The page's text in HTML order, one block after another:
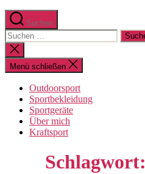
Suchen
Suche
nach:
Suche
schließen
Menü schließen
Outdoorsport
Sportbekleidung
Sportgeräte
Über mich
Kraftsport
Schlagwort: